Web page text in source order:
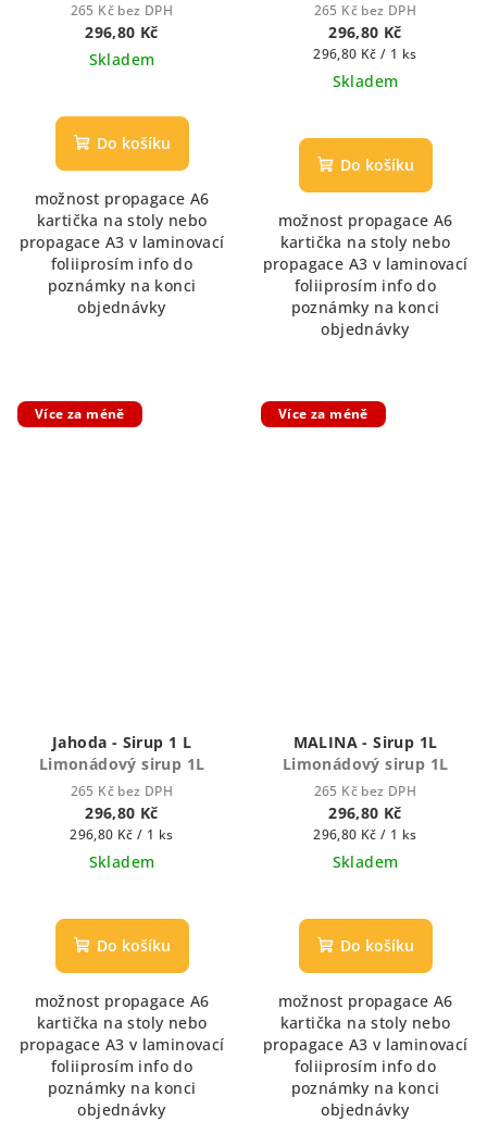
265 Kč bez DPH
296,80 Kč
Skladem
Do košíku
možnost propagace A6
kartička na stoly nebo
propagace A3 v laminovací
foliiprosím info do
poznámky na konci
objednávky
265 Kč bez DPH
296,80 Kč
Měrná
cena:
296,80 Kč / 1 ks
Skladem
hodnocení
produktu
z
5
hvězdiček.
Do košíku
možnost propagace A6
kartička na stoly nebo
propagace A3 v laminovací
foliiprosím info do
poznámky na konci
objednávky
Více za méně
Jahoda - Sirup 1 L
Limonádový sirup 1L
265 Kč bez DPH
296,80 Kč
Měrná
cena:
296,80 Kč / 1 ks
Skladem
hodnocení
produktu
z
5
hvězdiček.
Do košíku
možnost propagace A6
kartička na stoly nebo
propagace A3 v laminovací
foliiprosím info do
poznámky na konci
objednávky
Více za méně
MALINA - Sirup 1L
Limonádový sirup 1L
265 Kč bez DPH
296,80 Kč
Měrná
cena:
296,80 Kč / 1 ks
Skladem
hodnocení
produktu
z
5
hvězdiček.
Do košíku
možnost propagace A6
kartička na stoly nebo
propagace A3 v laminovací
foliiprosím info do
poznámky na konci
objednávky